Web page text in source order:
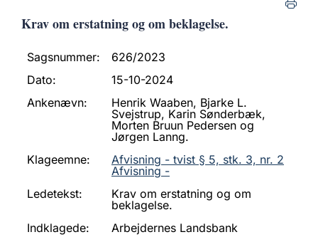
Krav om erstatning og om beklagelse.
Sagsnummer:
626/2023
Dato:
15-10-2024
Ankenævn:
Henrik Waaben, Bjarke L.
Svejstrup, Karin Sønderbæk,
Morten Bruun Pedersen og
Jørgen Lanng.
Klageemne:
Afvisning - tvist § 5, stk. 3, nr. 2
Afvisning -
Ledetekst:
Krav om erstatning og om
beklagelse.
Indklagede:
Arbejdernes Landsbank